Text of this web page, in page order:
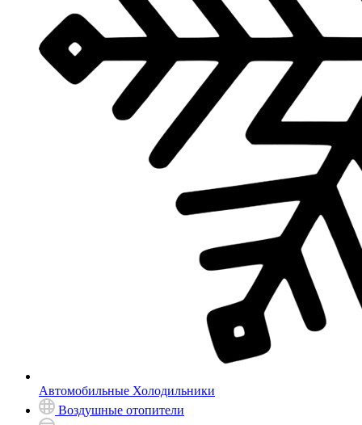
Автомобильные Холодильники
Воздушные отопители